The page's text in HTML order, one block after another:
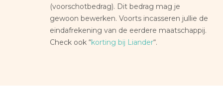
(voorschotbedrag). Dit bedrag mag je
gewoon bewerken. Voorts incasseren jullie de
eindafrekening van de eerdere maatschappij.
Check ook “korting bij Liander“.